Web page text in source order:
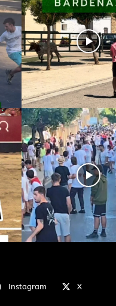
Instagram X